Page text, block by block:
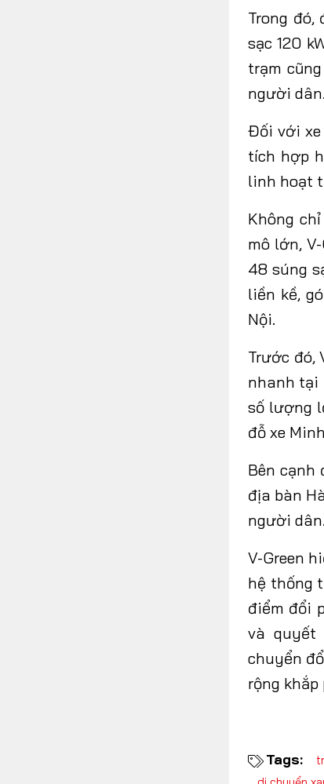
Trong
sạc 120
trạm
người dân.
Đối với xe
tích hợp
linh hoạt
Không
mô lớn,
48 súng
liền kề,
Nội.
Trước đó,
nhanh tại
số lượng
đỗ xe
Bên cạnh
địa bàn
người dân.
V-Green
hệ thống
điểm đổi
và quyết
chuyển
rộng
Tags: